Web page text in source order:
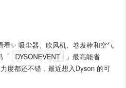
✨ 吸尘器、吹风机、卷发棒和空气
「
DYSONEVENT
」最高能省
度都还不错，最近想入Dyson 的可